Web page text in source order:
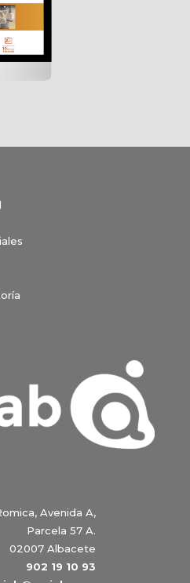
Avenida A,
Parcela 57 A.
02007 Albacete
902 19 10 93